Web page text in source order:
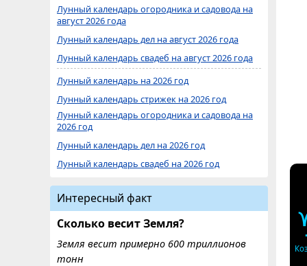
Лунный календарь огородника и садовода на
август 2026 года
Лунный календарь дел на август 2026 года
Лунный календарь свадеб на август 2026 года
Лунный календарь на 2026 год
Лунный календарь стрижек на 2026 год
Лунный календарь огородника и садовода на
2026 год
Лунный календарь дел на 2026 год
Лунный календарь свадеб на 2026 год
Интересный факт
Сколько весит Земля?
Земля весит примерно 600 триллионов
тонн